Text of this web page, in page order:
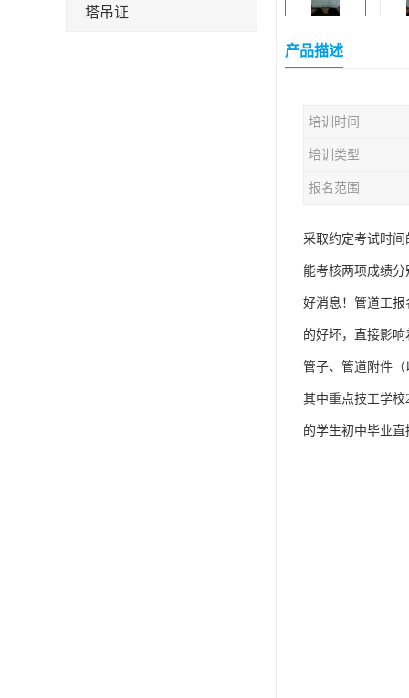
塔吊证
产品描述
培训时间
培训类型
报名范围
采取约定考试时
能考核两项成绩分
好消息！管道工
的好坏，直接影响
管子、管道附件（
其中重点技工学
的学生初中毕业